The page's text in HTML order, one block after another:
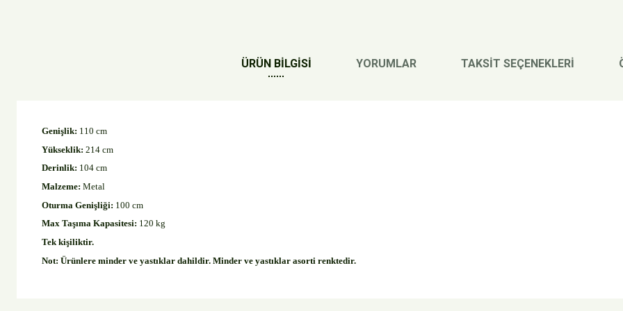
ÜRÜN BİLGİSİ YORUMLAR TAKSİT SEÇENEKLERİ
Genişlik: 110 cm
Yükseklik: 214 cm
Derinlik: 104 cm
Malzeme: Metal
Oturma Genişliği: 100 cm
Max Taşıma Kapasitesi: 120 kg
Tek kişiliktir.
Not: Ürünlere minder ve yastıklar dahildir. Minder ve yastıklar asorti renktedir.